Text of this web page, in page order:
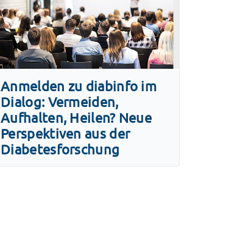
Anmelden zu diabinfo im
Dialog: Vermeiden,
Aufhalten, Heilen? Neue
Perspektiven aus der
Diabetesforschung